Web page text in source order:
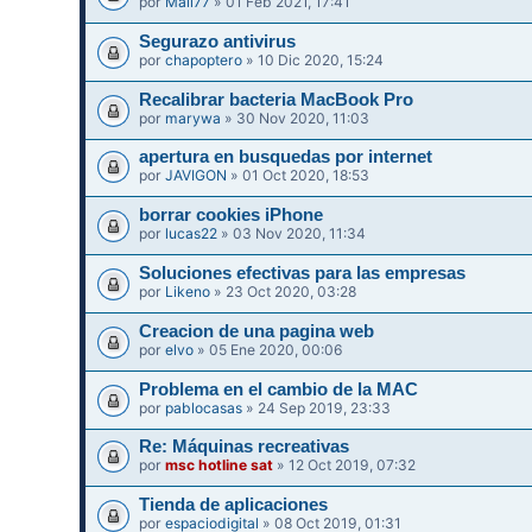
Segurazo antivirus
porchapoptero » 10 Dic 2020, 15:24
Recalibrar bacteria MacBook Pro
por marywa » 30 Nov 2020, 11:03
apertura en busquedas por internet
porJAVIGON » 01 Oct 2020, 18:53
borrar cookies iPhone
por lucas22 » 03 Nov 2020, 11:34
Soluciones efectivas para las empresas
por Likeno » 23 Oct 2020, 03:28
Creacion de una pagina web
porelvo » 05 Ene 2020, 00:06
Problema en el cambio de la MAC
por pablocasas » 24 Sep 2019, 23:33
Re: Máquinas recreativas
pormsc hotline sat » 12 Oct 2019, 07:32
Tienda de aplicaciones
porespaciodigital » 08 Oct 2019, 01:31